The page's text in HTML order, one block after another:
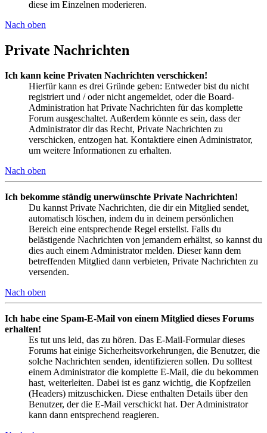
diese im Einzelnen moderieren.
Nach oben
Private Nachrichten
Ich kann keine Privaten Nachrichten verschicken!
Hierfür kann es drei Gründe geben: Entweder bist du nicht
registriert und / oder nicht angemeldet, oder die Board-
Administration hat Private Nachrichten für das komplette
Forum ausgeschaltet. Außerdem könnte es sein, dass der
Administrator dir das Recht, Private Nachrichten zu
verschicken, entzogen hat. Kontaktiere einen Administrator,
um weitere Informationen zu erhalten.
Nach oben
Ich bekomme ständig unerwünschte Private Nachrichten!
Du kannst Private Nachrichten, die dir ein Mitglied sendet,
automatisch löschen, indem du in deinem persönlichen
Bereich eine entsprechende Regel erstellst. Falls du
belästigende Nachrichten von jemandem erhältst, so kannst du
dies auch einem Administrator melden. Dieser kann dem
betreffenden Mitglied dann verbieten, Private Nachrichten zu
versenden.
Nach oben
Ich habe eine Spam-E-Mail von einem Mitglied dieses Forums
erhalten!
Es tut uns leid, das zu hören. Das E-Mail-Formular dieses
Forums hat einige Sicherheitsvorkehrungen, die Benutzer, die
solche Nachrichten senden, identifizieren sollen. Du solltest
einem Administrator die komplette E-Mail, die du bekommen
hast, weiterleiten. Dabei ist es ganz wichtig, die Kopfzeilen
(Headers) mitzuschicken. Diese enthalten Details über den
Benutzer, der die E-Mail verschickt hat. Der Administrator
kann dann entsprechend reagieren.